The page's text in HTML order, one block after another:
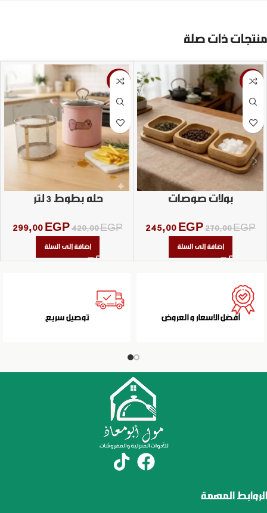
منتجات ذات صلة
-9%
بولات صوصات
270,00EGP
245,00 EGP
إضافة إلى السلة
-29%
حله بطوط 3 لتر
420,00EGP
299,00 EGP
إضافة إلى السلة
أفضل الاسعار و العروض توصيل سريع
الروابط المهمة